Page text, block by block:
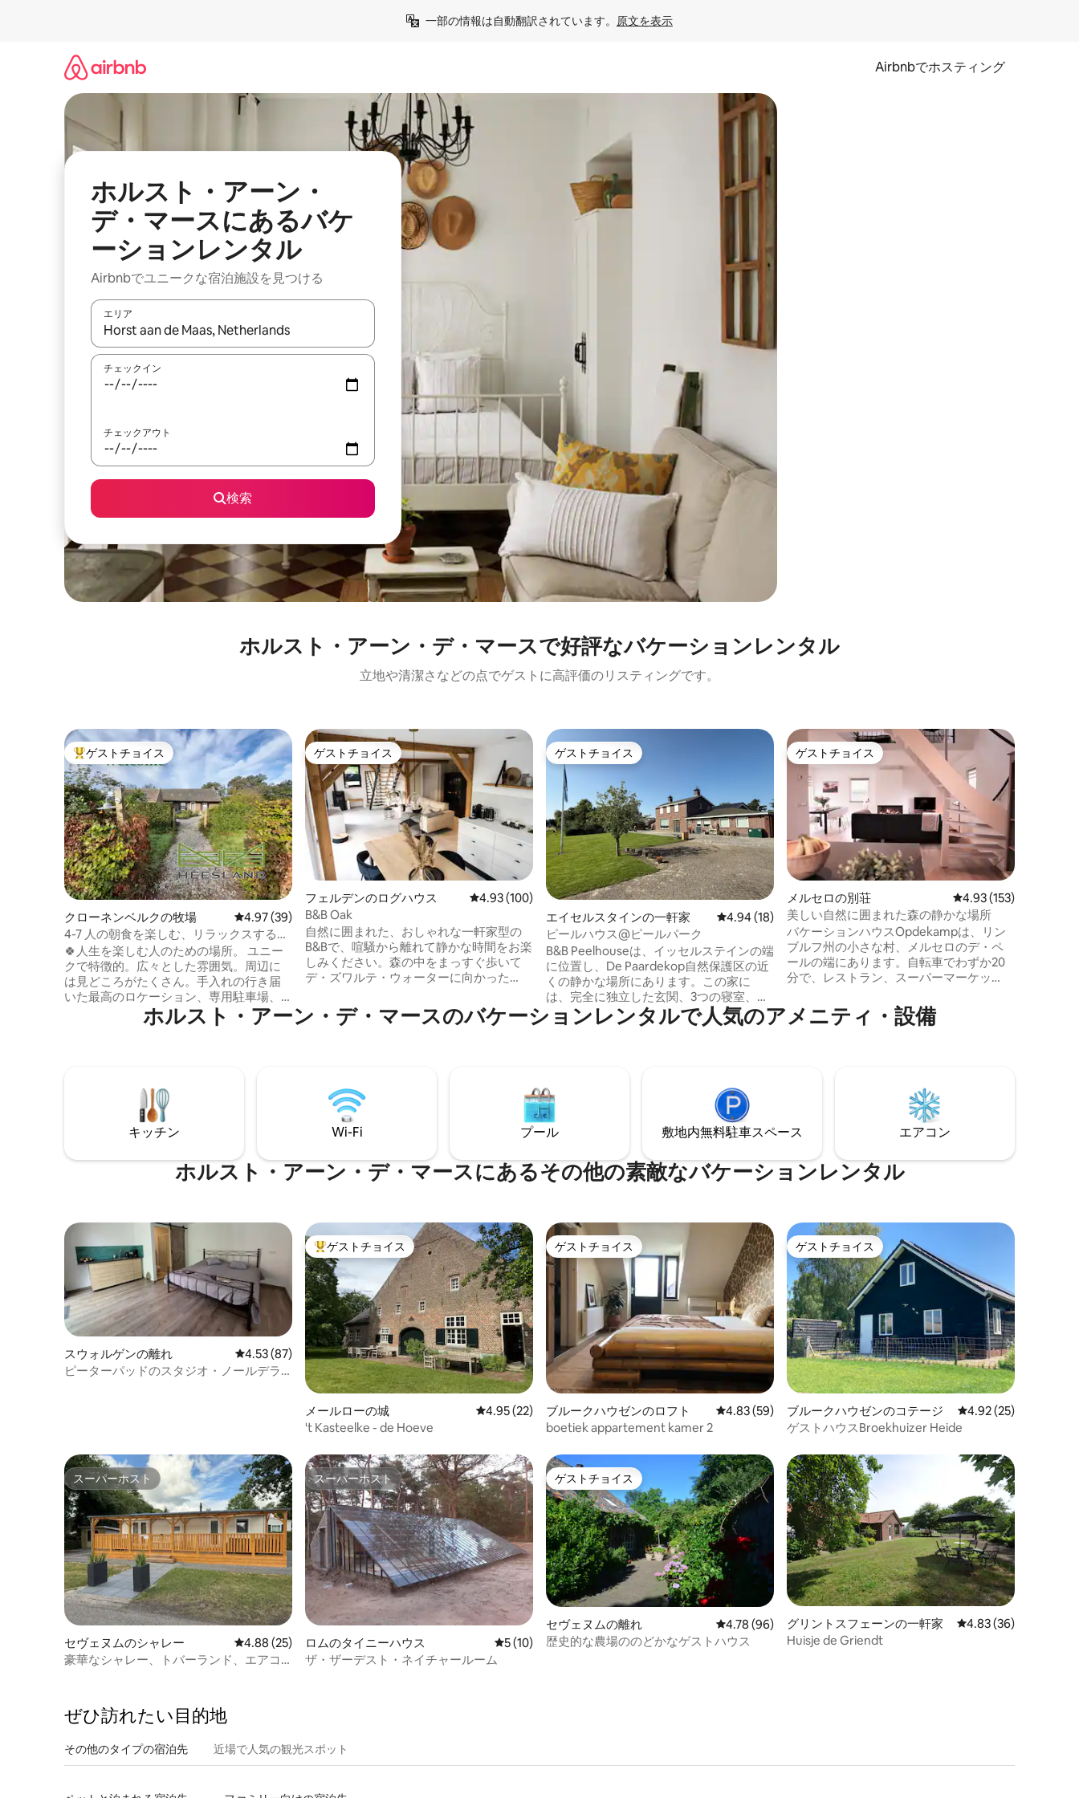
一部の情報は自動翻訳されています。 原文を表示
Airbnbでホスティング
ホルスト・アーン・
デ・マースにあるバケ
ーションレンタル
Airbnbでユニークな宿泊施設を見つける
エリア
検索結果が表示されたら、上下の矢印キーを使って移動するか、画面をタッチまたはスワイプして検索結果を確認することができます。
チェックイン
チェックアウト
検索
ホルスト・アーン・デ・マースで好評なバケーションレンタル
立地や清潔さなどの点でゲストに高評価のリスティングです。
大好評のゲストチョイスです。
ゲストチョイス
クローネンベルクの牧場 レビュー39件、5つ星中4.97つ星の平均評価
4.97 (39)
4-7 人の朝食を楽しむ、リラックスする、
驚く
🍀人生を楽しむ人のための場所。 ユニー
クで特徴的。広々とした雰囲気。周辺に
は見どころがたくさん。手入れの行き届
いた最高のロケーション、専用駐車場、
専用バスルーム付きの美しい客室。広大
な庭園、泳げる池。朝食付き！ 現地で可
うにして、最高の楽しみ、贅沢、専門知
識、そして食への情熱を宿泊先で融合さ
せることができます。❤️ *ディナーはご自
身で、お早めにご予約ください！
ゲストチョイス
ゲストチョイス
フェルデンのログハウス レビュー100件、5つ星中4.93つ星の平均評価
4.93 (100)
B&B Oak
自然に囲まれた、おしゃれな一軒家型の
B&Bで、喧騒から離れて静かな時間をお楽
しみください。森の中をまっすぐ歩いて
デ・ズワルテ・ウォーターに向かった
たりできます。近くには、魅力あふれる
フェンローの中心部があります。 室内に
はBBQを楽しみながらテラスでくつろ
ぎ、冬は暖炉のそばでリラックスできま
ゲストチョイス
ゲストチョイス
エイセルスタインの一軒家 レビュー18件、5つ星中4.94つ星の平均評価
4.94 (18)
ピールハウス@ピールパーク
B&B Peelhouseは、イッセルステインの端
に位置し、De Paardekop自然保護区の近
くの静かな場所にあります。この家に
は、完全に独立した玄関、3つの寝室、
広々としたバスルーム、そしてプライベ
ートな中庭があります。ちょっとした休
か？それともただリラックスしたいです
か？B&B Peelhouseでは、自然や空間を楽
しみ、ゆっくり過ごすことができます。
ゲストチョイス
ゲストチョイス
メルセロの別荘 レビュー153件、5つ
4.93 (153)
美しい自然に囲まれた森の静かな場所
バケーションハウスOpdekampは、リン
ブルフ州の小さな村、メルセロのデ・ペ
ールの端にあります。自転車でわずか20
分で、レストラン、スーパーマーケッ
レイの中心部に到着します。 静かで広々
とした空間をお探しですか？それなら、
ウスOpdekampは2人用です。（最大4
ホルスト・アーン・デ・マースのバケーションレンタルで人気のアメニティ・設備
キッチン Wi-Fi プール 敷地内無料駐⁠車ス⁠ペ⁠ー⁠ス エアコン
ホルスト・アーン・デ・マースにあるその他の素敵なバケーションレンタル
スウォルゲンの離れ レビュー87件、5つ星中4.53つ星の平均評価
4.53 (87)
ピーターパッドのスタジオ・ノールデラ
大好評のゲストチョイスです。
ゲストチョイス
メールローの城 レビュー22件、5つ星中4.95つ星の平均評価
4.95 (22)
't Kasteelke - de Hoeve
ゲストチョイス
ゲストチョイス
ブルークハウゼンのロフト レビュー59件、5つ星中4.83つ星の平均評価
4.83 (59)
boetiek appartement kamer 2
ゲストチョイス
ゲストチョイス
ブルークハウゼンのコテージ レビュー25件、5つ
4.92 (25)
ゲストハウスBroekhuizer Heide
スーパーホスト
スーパーホスト
セヴェヌムのシャレー レビュー25件、5つ星中4.88つ星の平均評価
4.88 (25)
豪華なシャレー、トバーランド、エアコ
スーパーホスト
スーパーホスト
ロムのタイニーハウス レビュー10件、5つ星中5つ星の平均評価
5 (10)
ザ・ザーデスト・ネイチャールーム
ゲストチョイス
ゲストチョイス
セヴェヌムの離れ レビュー96件、5つ星中4.78つ星の平均評価
4.78 (96)
歴史的な農場ののどかなゲストハウス
グリントスフェーンの一軒家 レビュー36件、5つ星
4.83 (36)
Huisje de Griendt
ぜひ訪⁠れ⁠た⁠い目⁠的⁠地
その他のタ⁠イ⁠プ⁠の宿⁠泊⁠先 近場で人気の観光スポット